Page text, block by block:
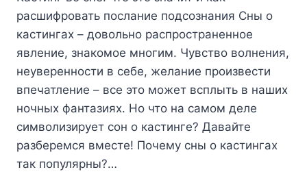
расшифровать послание подсознания Сны о
кастингах – довольно распространенное
явление, знакомое многим. Чувство волнения,
неуверенности в себе, желание произвести
впечатление – все это может всплыть в наших
ночных фантазиях. Но что на самом деле
символизирует сон о кастинге? Давайте
разберемся вместе! Почему сны о кастингах
так популярны?…